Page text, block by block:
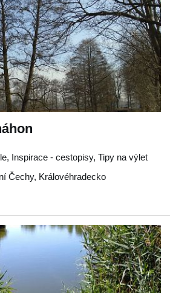
Inspirace - cestopisy, Tipy na výlet
Čechy, Královéhradecko